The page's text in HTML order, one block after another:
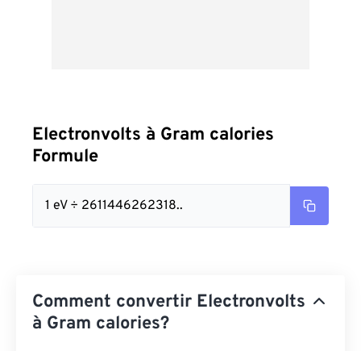
Electronvolts à Gram calories
Formule
1 eV ÷ 2611446262318..
Comment convertir Electronvolts
à Gram calories?